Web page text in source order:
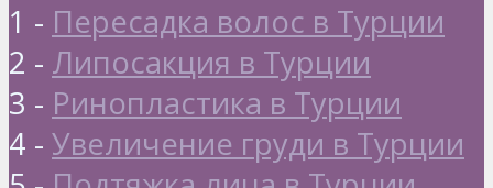
1 - Пересадка волос в Турции
2 - Липосакция в Турции
3 - Ринопластика в Турции
4 - Увеличение груди в Турции